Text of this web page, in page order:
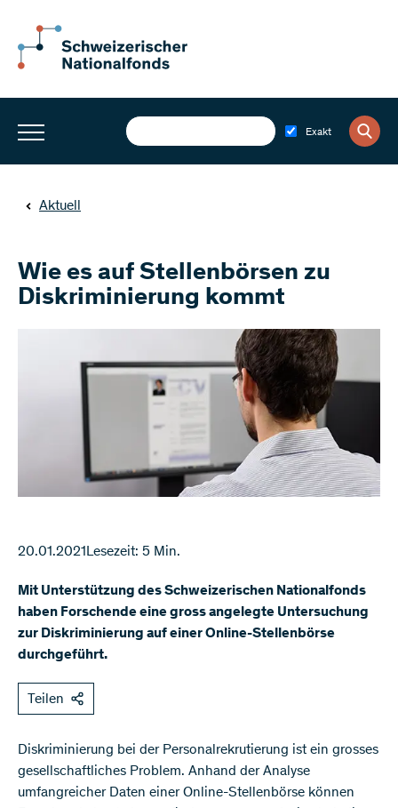
Exakt
Aktuell
Wie es auf Stellenbörsen zu
Diskriminierung kommt
20.01.2021Lesezeit: 5 Min.
Mit Unterstützung des Schweizerischen Nationalfonds
haben Forschende eine gross angelegte Untersuchung
zur Diskriminierung auf einer Online-Stellenbörse
durchgeführt.
Teilen
Diskriminierung bei der Personalrekrutierung ist ein grosses
gesellschaftliches Problem. Anhand der Analyse
umfangreicher Daten einer Online-Stellenbörse können